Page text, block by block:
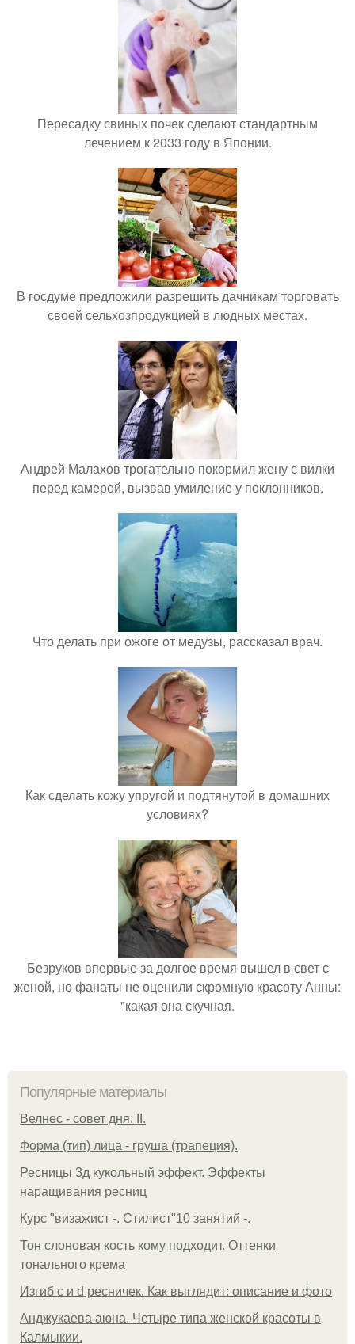
Пересадку свиных почек сделают стандартным
лечением к 2033 году в Японии.
В госдуме предложили разрешить дачникам торговать
своей сельхозпродукцией в людных местах.
Андрей Малахов трогательно покормил жену с вилки
перед камерой, вызвав умиление у поклонников.
Что делать при ожоге от медузы, рассказал врач.
Как сделать кожу упругой и подтянутой в домашних
условиях?
Безруков впервые за долгое время вышел в свет с
женой, но фанаты не оценили скромную красоту Анны:
"какая она скучная.
Популярные материалы
Велнес - совет дня: II.
Форма (тип) лица - груша (трапеция).
Ресницы 3д кукольный эффект. Эффекты
наращивания ресниц
Курс "визажист -. Стилист"10 занятий -.
Тон слоновая кость кому подходит. Оттенки
тонального крема
Изгиб c и d ресничек. Как выглядит: описание и фото
Анджукаева аюна. Четыре типа женской красоты в
Калмыкии.